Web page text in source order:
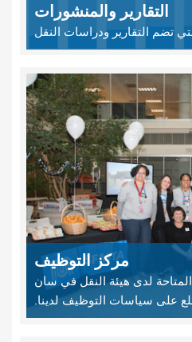
التقارير والمنشورات
تضم التقارير ودراسات النقل
مركز التوظيف
لدى هيئة النقل في سان